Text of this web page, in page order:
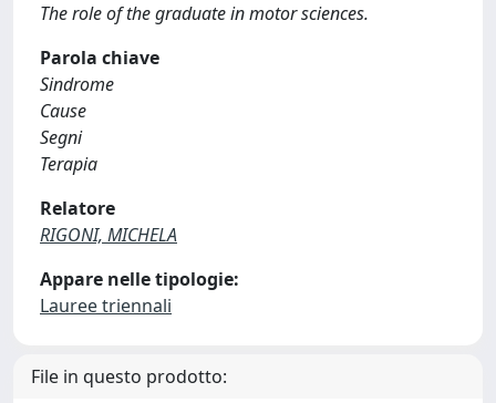
The role of the graduate in motor sciences.
Parola chiave
Sindrome
Cause
Segni
Terapia
Relatore
RIGONI, MICHELA
Appare nelle tipologie:
Lauree triennali
File in questo prodotto: